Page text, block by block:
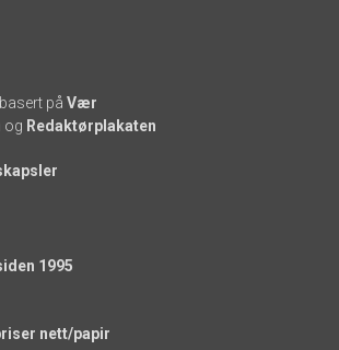
på Vær
og Redaktørplakaten
1995
nett/papir